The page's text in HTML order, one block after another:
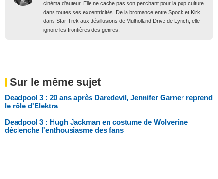
cinéma d'auteur. Elle ne cache pas son penchant pour la pop culture
dans toutes ses excentricités. De la bromance entre Spock et Kirk
dans Star Trek aux désillusions de Mulholland Drive de Lynch, elle
ignore les frontières des genres.
Sur le même sujet
Deadpool 3 : 20 ans après Daredevil, Jennifer Garner reprend
le rôle d'Elektra
Deadpool 3 : Hugh Jackman en costume de Wolverine
déclenche l'enthousiasme des fans